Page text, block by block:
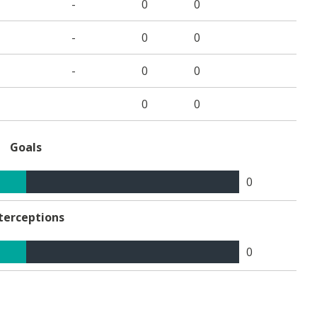
- 0 0
- 0 0
- 0 0
0 0
Goals
0
0